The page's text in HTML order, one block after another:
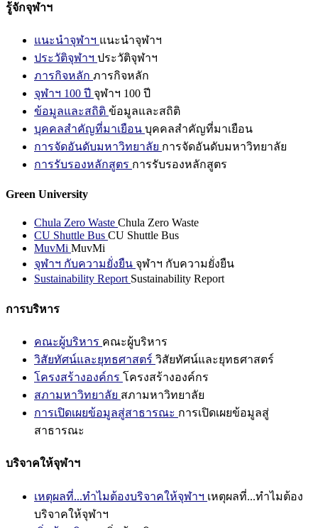
รู้จักจุฬาฯ
แนะนำจุฬาฯ แนะนำจุฬาฯ
ประวัติจุฬาฯ ประวัติจุฬาฯ
ภารกิจหลัก ภารกิจหลัก
จุฬาฯ 100 ปี จุฬาฯ 100 ปี
ข้อมูลและสถิติ ข้อมูลและสถิติ
บุคคลสำคัญที่มาเยือน บุคคลสำคัญที่มาเยือน
การจัดอันดับมหาวิทยาลัย การจัดอันดับมหาวิทยาลัย
การรับรองหลักสูตร การรับรองหลักสูตร
Green University
Chula Zero Waste Chula Zero Waste
CU Shuttle Bus CU Shuttle Bus
MuvMi MuvMi
จุฬาฯ กับความยั่งยืน จุฬาฯ กับความยั่งยืน
Sustainability Report Sustainability Report
การบริหาร
คณะผู้บริหาร คณะผู้บริหาร
วิสัยทัศน์และยุทธศาสตร์ วิสัยทัศน์และยุทธศาสตร์
โครงสร้างองค์กร โครงสร้างองค์กร
สภามหาวิทยาลัย สภามหาวิทยาลัย
การเปิดเผยข้อมูลสู่สาธารณะ การเปิดเผยข้อมูลสู่
สาธารณะ
บริจาคให้จุฬาฯ
เหตุผลที่...ทำไมต้องบริจาคให้จุฬาฯ เหตุผลที่...ทำไมต้อง
บริจาคให้จุฬาฯ